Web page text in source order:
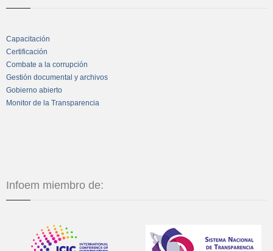
Capacitación
Certificación
Combate a la corrupción
Gestión documental y archivos
Gobierno abierto
Monitor de la Transparencia
Infoem miembro de: